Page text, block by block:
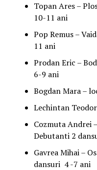
Topan Ares –
10-11 ani
Pop Remus –
11 ani
Prodan Eric –
6-9 ani
Bogdan Mara –
Lechintan
Cozmuta Andrei
Debutanti 2
Gavrea Mihai –
dansuri 4 -7 ani